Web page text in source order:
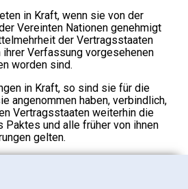
in Kraft, wenn sie von der
Vereinten Nationen genehmigt
der Vertragsstaaten
Verfassung vorgesehenen
worden sind.
in Kraft, so sind sie für die
angenommen haben, verbindlich,
Vertragsstaaten weiterhin die
Paktes und alle früher von ihnen
gelten.